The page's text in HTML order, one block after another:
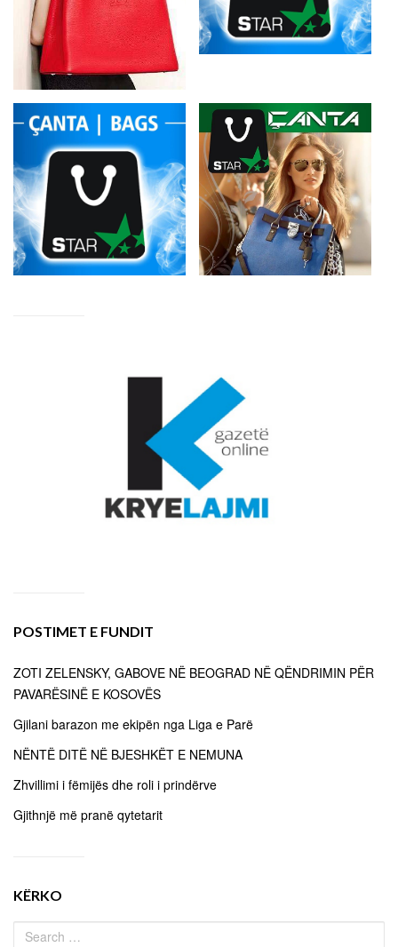
POSTIMET E FUNDIT
ZOTI ZELENSKY, GABOVE NË BEOGRAD NË QËNDRIMIN PËR
PAVARËSINË E KOSOVËS
Gjilani barazon me ekipën nga Liga e Parë
NËNTË DITË NË BJESHKËT E NEMUNA
Zhvillimi i fëmijës dhe roli i prindërve
Gjithnjë më pranë qytetarit
KËRKO